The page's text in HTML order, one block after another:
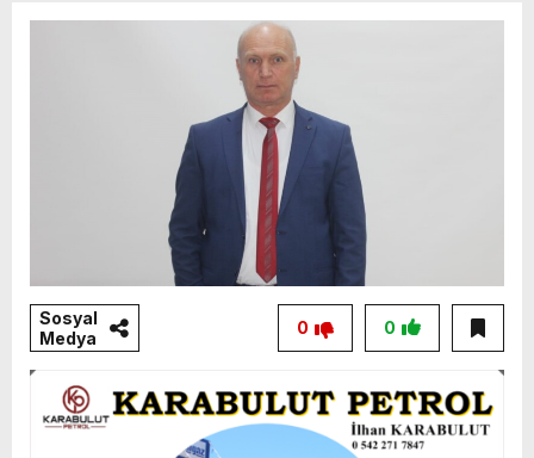
Sosyal
Medya
0
0